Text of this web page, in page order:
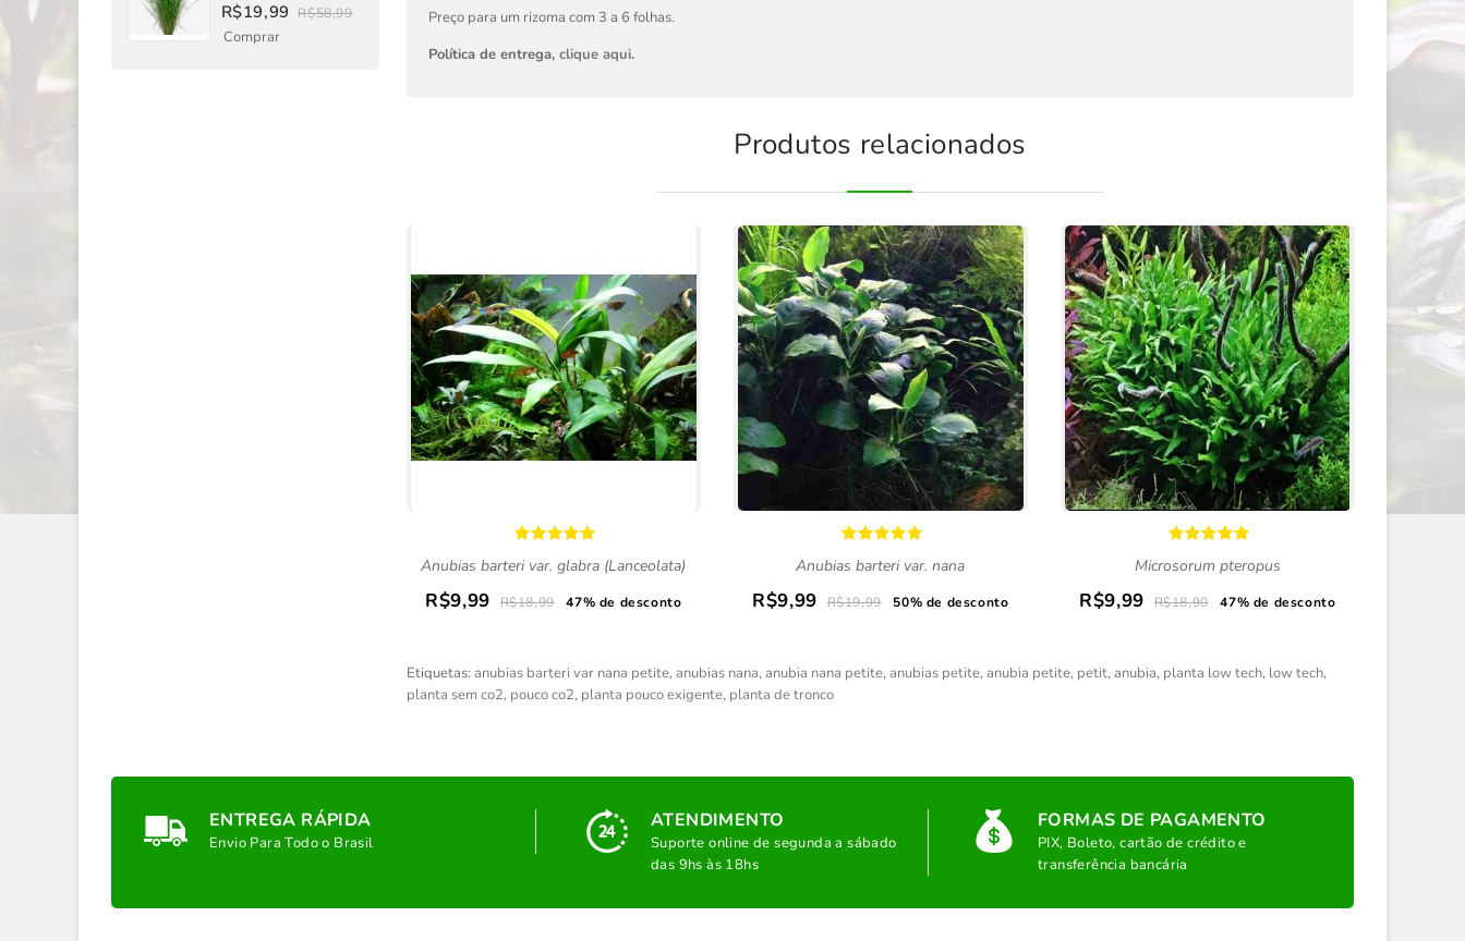
R$19,99 R$58,99
Comprar
Preço para um rizoma com 3 a 6 folhas.
Política de entrega, clique aqui.
Produtos relacionados
Anubias barteri var. glabra (Lanceolata)
R$9,99 R$18,99 47% de desconto
Anubias barteri var. nana
R$9,99 R$19,99 50% de desconto
Microsorum pteropus
R$9,99 R$18,90 47% de desconto
Etiquetas: anubias barteri var nana petite, anubias nana, anubia nana petite, anubias petite, anubia petite, petit, anubia, planta low tech, low tech,
planta sem co2, pouco co2, planta pouco exigente, planta de tronco
ENTREGA RÁPIDA
Envio Para Todo o Brasil
ATENDIMENTO
Suporte online de segunda a sábado
das 9hs às 18hs
FORMAS DE PAGAMENTO
PIX, Boleto, cartão de crédito e
transferência bancária